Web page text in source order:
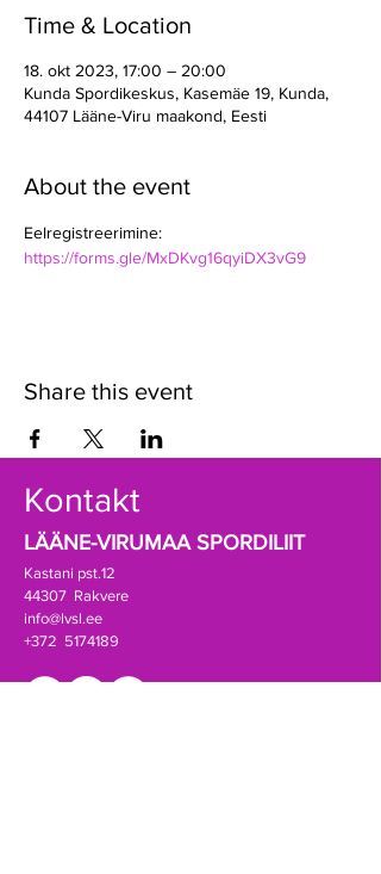
Time & Location
18. okt 2023, 17:00 – 20:00
Kunda Spordikeskus, Kasemäe 19, Kunda,
44107 Lääne-Viru maakond, Eesti
About the event
Eelregistreerimine:
https://forms.gle/MxDKvg16qyiDX3vG9
Share this event
Kontakt
LÄÄNE-VIRUMAA SPORDILIIT
Kastani pst.12
44307 Rakvere
info@lvsl.ee
+372 5174189